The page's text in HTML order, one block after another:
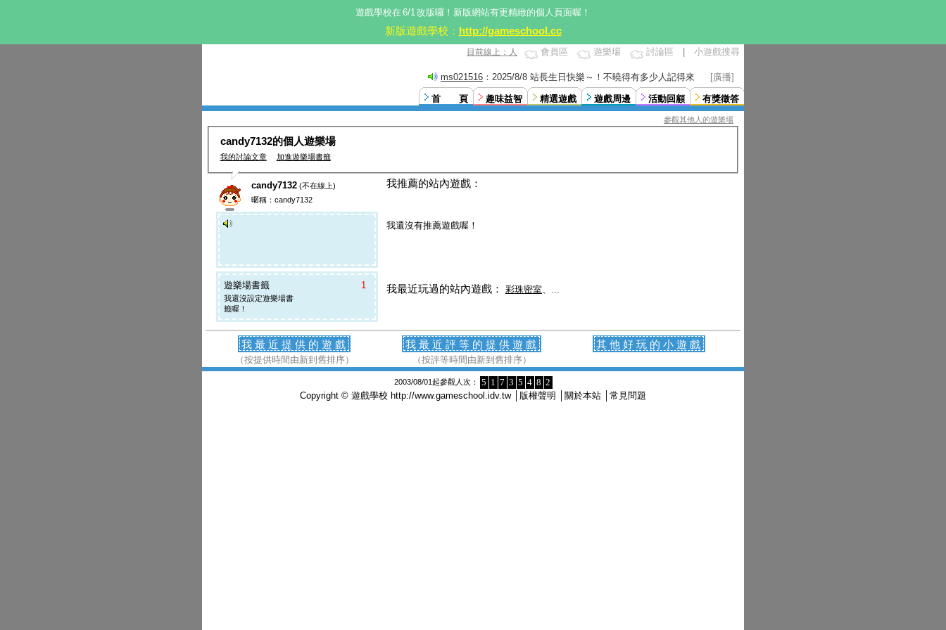
遊戲學校在 6/1改版囉！新版網站有更精緻的個人頁面喔！
新版遊戲學校： http://gameschool.cc
目前線上：人 會員區 遊樂場 討論區 小遊戲搜尋
ms021516 ：2025/8/8 站長生日快樂～！不曉得有多少人記得來
這。XD
[廣播]
首 頁 趣味益智 精選遊戲 遊戲周邊 活動回顧 有獎徵答
參觀其他人的遊樂場
candy7132的個人遊樂場
我的討論文章 加進遊樂場書籤
candy7132 (不在線上)
暱稱：candy7132
遊樂場書籤 1
我還沒設定遊樂場書
籤喔！
我推薦的站內遊戲：
我還沒有推薦遊戲喔！
我最近玩過的站內遊戲： 彩珠密室
我最近提供的遊戲
（按提供時間由新到舊排序）
我最近評等的提供遊戲
（按評等時間由新到舊排序）
其他好玩的小遊戲
2003/08/01起參觀人次： 5 1 7 3 5 4 8 2
Copyright © 遊戲學校 http://www.gameschool.idv.tw│ 版權聲明 關於本站 常見問題